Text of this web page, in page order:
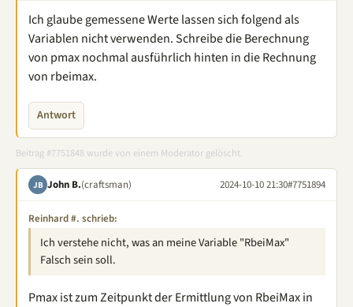
Ich glaube gemessene Werte lassen sich folgend als
Variablen nicht verwenden. Schreibe die Berechnung
von pmax nochmal ausführlich hinten in die Rechnung
von rbeimax.
Antwort
Beitrag #7751848 wurde von einem Moderator gelöscht.
JB John B.(craftsman) 2024-10-10 21:30#7751894
Reinhard #. schrieb:
Ich verstehe nicht, was an meine Variable "RbeiMax"
Falsch sein soll.
Pmax ist zum Zeitpunkt der Ermittlung von RbeiMax in